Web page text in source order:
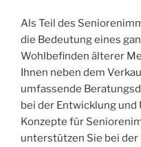
Als Teil des
die Bedeutung eines
Wohlbefinden älterer
Ihnen neben dem
umfassende
bei der Entwicklung
Konzepte für
unterstützen Sie bei